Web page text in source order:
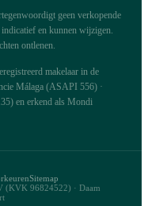
geen verkopende
en kunnen wijzigen.
ontlenen.
makelaar in de
Málaga (ASAPI 556) ·
en erkend als Mondi
(KVK 96824522) · Daam
Sitemap